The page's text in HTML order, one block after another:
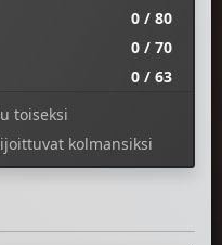
0 / 80
0 / 70
0 / 63
toiseksi
kolmansiksi